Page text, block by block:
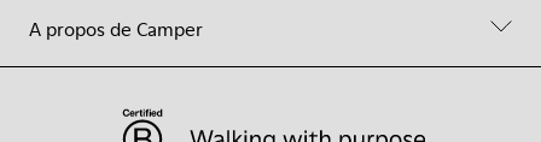
A propos de Camper